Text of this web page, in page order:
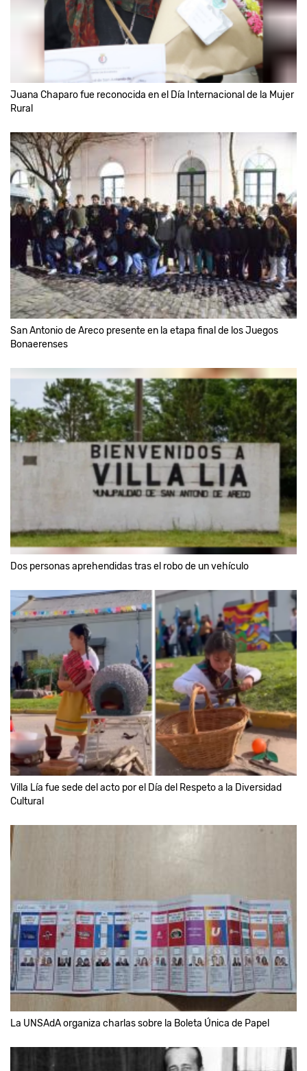
Juana Chaparo fue reconocida en el Día Internacional de la Mujer
Rural
San Antonio de Areco presente en la etapa final de los Juegos
Bonaerenses
Dos personas aprehendidas tras el robo de un vehículo
Villa Lía fue sede del acto por el Día del Respeto a la Diversidad
Cultural
La UNSAdA organiza charlas sobre la Boleta Única de Papel